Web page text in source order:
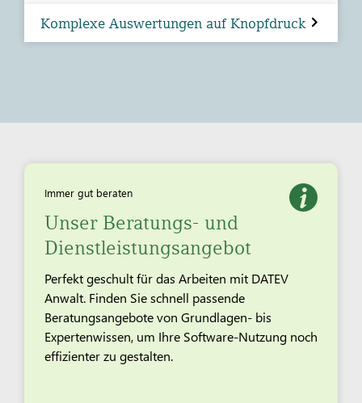
Komplexe Auswertungen auf Knopfdruck
Immer gut beraten
Unser Beratungs- und
Dienstleistungsangebot
Perfekt geschult für das Arbeiten mit DATEV
Anwalt. Finden Sie schnell passende
Beratungsangebote von Grundlagen- bis
Expertenwissen, um Ihre Software-Nutzung noch
effizienter zu gestalten.